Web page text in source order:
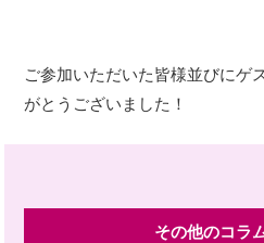
ご参加いただいた皆様並びにゲ
がとうございました！
その他のコラ